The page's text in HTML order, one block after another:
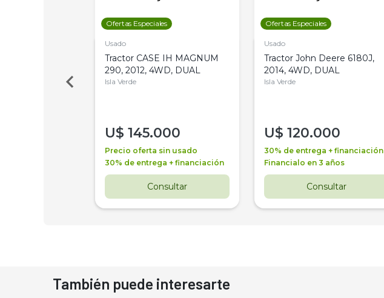
Ofertas Especiales
Usado
Tractor CASE IH MAGNUM
290, 2012, 4WD, DUAL
Isla Verde
U$ 145.000
Precio oferta sin usado
30% de entrega + financiación
Consultar
Ofertas Especiales
Usado
Tractor John Deere 6180J,
2014, 4WD, DUAL
Isla Verde
U$ 120.000
30% de entrega + financiación
Financialo en 3 años
Consultar
También puede interesarte